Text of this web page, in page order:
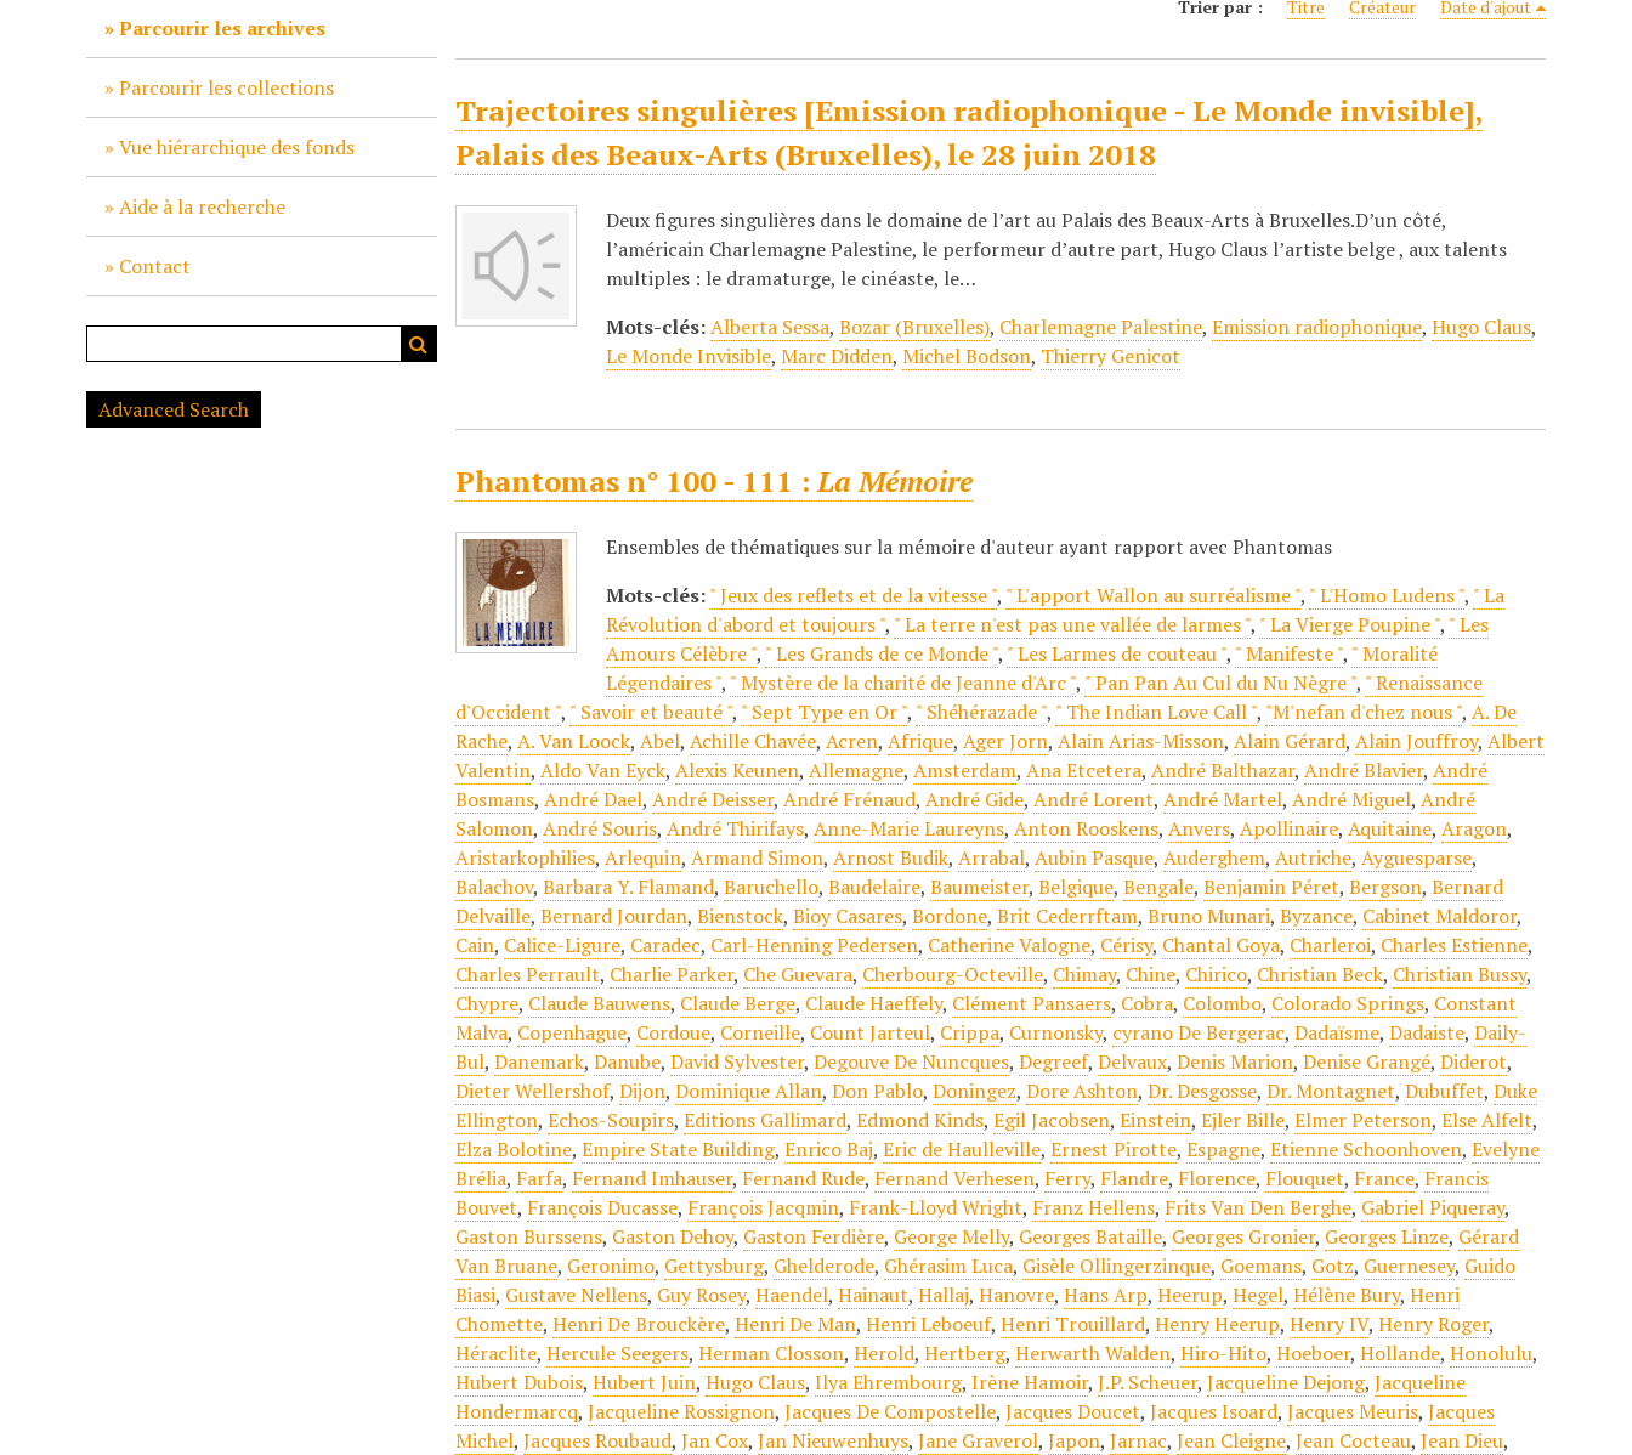
Parcourir les archives
Parcourir les collections
Vue hiérarchique des fonds
Aide à la recherche
Contact
Advanced Search
Trier par : Titre Créateur Date d'ajout
Trajectoires singulières [Emission radiophonique - Le Monde invisible],
Palais des Beaux-Arts (Bruxelles), le 28 juin 2018
Deux figures singulières dans le domaine de l’art au Palais des Beaux-Arts à Bruxelles.D’un côté,
l’américain Charlemagne Palestine, le performeur d’autre part, Hugo Claus l’artiste belge , aux talents
multiples : le dramaturge, le cinéaste, le…
Mots-clés:Alberta Sessa,Bozar (Bruxelles), Charlemagne Palestine,Emission radiophonique,Hugo Claus,
Le Monde Invisible,Marc Didden,Michel Bodson, Thierry Genicot
Phantomas n° 100 - 111 :La Mémoire
Ensembles de thématiques sur la mémoire d'auteur ayant rapport avec Phantomas
Mots-clés:" Jeux des reflets et de la vitesse ", " L'apport Wallon au surréalisme ", " L'Homo Ludens ", " La
Révolution d'abord et toujours ", " La terre n'est pas une vallée de larmes ", " La Vierge Poupine ", " Les
Amours Célèbre ", " Les Grands de ce Monde ", " Les Larmes de couteau ", " Manifeste ", " Moralité
Légendaires ", " Mystère de la charité de Jeanne d'Arc ", " Pan Pan Au Cul du Nu Nègre ", " Renaissance
d'Occident ", " Savoir et beauté ", " Sept Type en Or ", " Shéhérazade ", " The Indian Love Call ", "M'nefan d'chez nous ",A. De
Rache,A. Van Loock,Abel,Achille Chavée,Acren,Afrique,Ager Jorn,Alain Arias-Misson,Alain Gérard,Alain Jouffroy,Albert
Valentin,Aldo Van Eyck,Alexis Keunen,Allemagne,Amsterdam,Ana Etcetera,André Balthazar,André Blavier,André
Bosmans,André Dael,André Deisser,André Frénaud,André Gide,André Lorent,André Martel,André Miguel,André
Salomon,André Souris,André Thirifays,Anne-Marie Laureyns,Anton Rooskens,Anvers,Apollinaire,Aquitaine,Aragon,
Aristarkophilies,Arlequin,Armand Simon,Arnost Budik,Arrabal,Aubin Pasque,Auderghem,Autriche,Ayguesparse,
Balachov,Barbara Y. Flamand,Baruchello,Baudelaire,Baumeister,Belgique,Bengale,Benjamin Péret,Bergson,Bernard
Delvaille,Bernard Jourdan,Bienstock,Bioy Casares,Bordone,Brit Cederrftam,Bruno Munari,Byzance, Cabinet Maldoror,
Cain, Calice-Ligure, Caradec, Carl-Henning Pedersen, Catherine Valogne, Cérisy, Chantal Goya, Charleroi, Charles Estienne,
Charles Perrault, Charlie Parker, Che Guevara, Cherbourg-Octeville, Chimay, Chine, Chirico, Christian Beck, Christian Bussy,
Chypre, Claude Bauwens, Claude Berge, Claude Haeffely, Clément Pansaers, Cobra, Colombo, Colorado Springs, Constant
Malva, Copenhague, Cordoue, Corneille, Count Jarteul, Crippa, Curnonsky, cyrano De Bergerac,Dadaïsme,Dadaiste,Daily-
Bul,Danemark,Danube,David Sylvester,Degouve De Nuncques,Degreef,Delvaux,Denis Marion,Denise Grangé,Diderot,
Dieter Wellershof,Dijon,Dominique Allan,Don Pablo,Doningez,Dore Ashton,Dr. Desgosse,Dr. Montagnet,Dubuffet,Duke
Ellington,Echos-Soupirs,Editions Gallimard,Edmond Kinds,Egil Jacobsen,Einstein,Ejler Bille,Elmer Peterson,Else Alfelt,
Elza Bolotine,Empire State Building,Enrico Baj,Eric de Haulleville,Ernest Pirotte,Espagne,Etienne Schoonhoven,Evelyne
Brélia, Farfa, Fernand Imhauser, Fernand Rude, Fernand Verhesen, Ferry, Flandre, Florence, Flouquet, France, Francis
Bouvet, François Ducasse, François Jacqmin, Frank-Lloyd Wright, Franz Hellens, Frits Van Den Berghe, Gabriel Piqueray,
Gaston Burssens, Gaston Dehoy, Gaston Ferdière, George Melly, Georges Bataille, Georges Gronier, Georges Linze, Gérard
Van Bruane, Geronimo, Gettysburg, Ghelderode, Ghérasim Luca, Gisèle Ollingerzinque, Goemans, Gotz, Guernesey, Guido
Biasi, Gustave Nellens, Guy Rosey,Haendel,Hainaut,Hallaj,Hanovre,Hans Arp,Heerup,Hegel,Hélène Bury,Henri
Chomette,Henri De Brouckère,Henri De Man,Henri Leboeuf,Henri Trouillard,Henry Heerup,Henry IV,Henry Roger,
Héraclite,Hercule Seegers,Herman Closson,Herold,Hertberg,Herwarth Walden,Hiro-Hito,Hoeboer,Hollande,Honolulu,
Hubert Dubois,Hubert Juin,Hugo Claus,Ilya Ehrembourg,Irène Hamoir,J.P. Scheuer,Jacqueline Dejong,Jacqueline
Hondermarcq,Jacqueline Rossignon,Jacques De Compostelle,Jacques Doucet,Jacques Isoard,Jacques Meuris,Jacques
Michel,Jacques Roubaud,Jan Cox,Jan Nieuwenhuys,Jane Graverol,Japon,Jarnac,Jean Cleigne,Jean Cocteau,Jean Dieu,